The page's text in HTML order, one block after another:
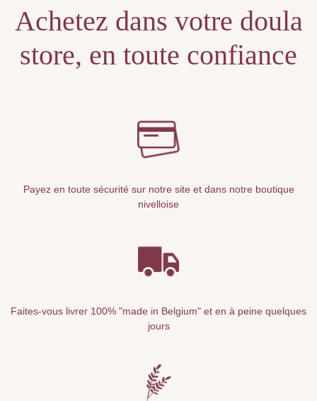
Achetez dans votre doula
store, en toute confiance
Payez en toute sécurité sur notre site et dans notre boutique
nivelloise
Faites-vous livrer 100% "made in Belgium" et en à peine quelques
jours